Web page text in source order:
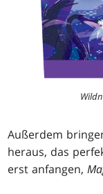
Außerdem
heraus, das
erst anfangen,